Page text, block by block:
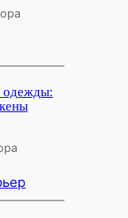
одежды: